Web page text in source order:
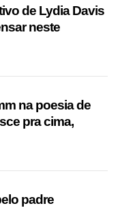
de Lydia Davis
neste
na poesia de
pra cima,
padre